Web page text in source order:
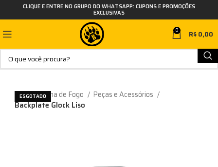
CLIQUE E ENTRE NO GRUPO DO WHATSAPP: CUPONS E PROMOÇÕES
EXCLUSIVAS
0 R$0,00
Início Arma de Fogo
Peças e Acessórios
Backplate Glock Liso
ESGOTADO